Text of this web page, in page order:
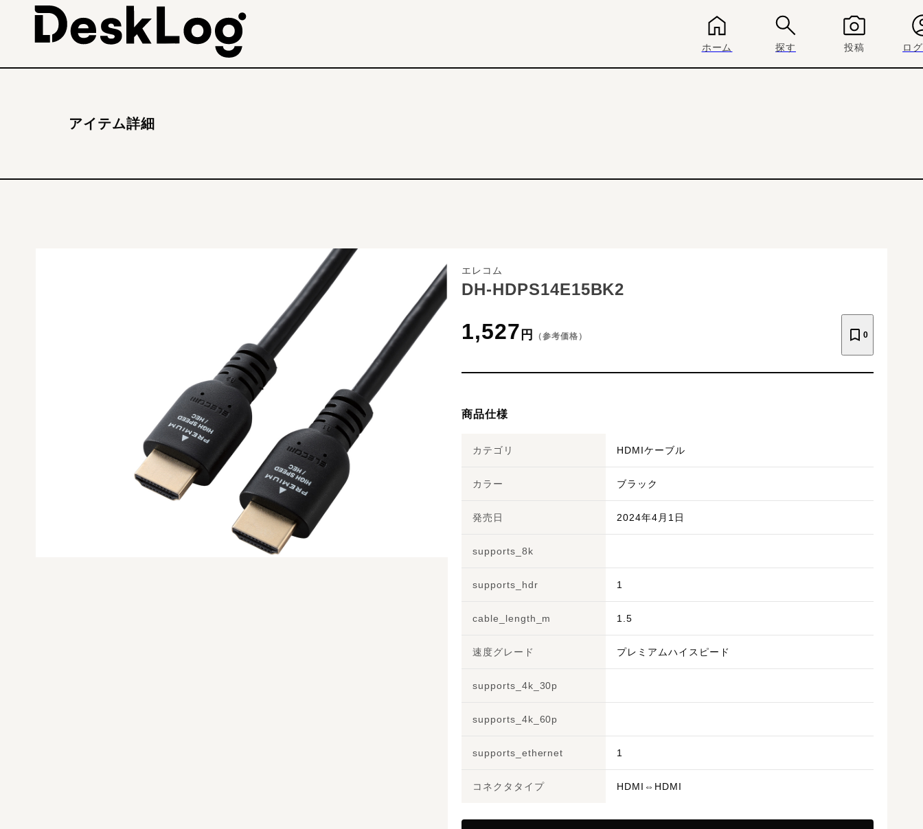
ホーム 探す 投稿 ロ
アイテム詳細
エレコム
DH-HDPS14E15BK2
1,527 円 （参考価格） 0
商品仕様
カテゴリ HDMIケーブル
カラー ブラック
発売日 2024年4月1日
supports_8k
supports_hdr 1
cable_length_m 1.5
速度グレード プレミアムハイスピード
supports_4k_30p
supports_4k_60p
supports_ethernet 1
コネクタタイプ HDMI⇔HDMI